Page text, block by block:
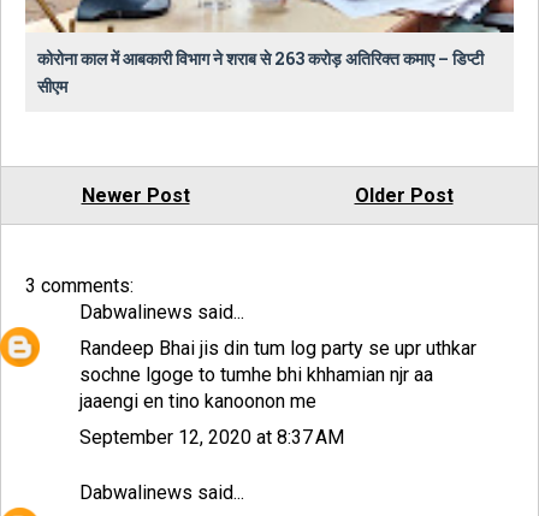
कोरोना काल में आबकारी विभाग ने शराब से 263 करोड़ अतिरिक्त कमाए – डिप्टी
सीएम
Newer Post Older Post
3 comments:
Dabwalinews said...
Randeep Bhai jis din tum log party se upr uthkar
sochne lgoge to tumhe bhi khhamian njr aa
jaaengi en tino kanoonon me
September 12, 2020 at 8:37 AM
Dabwalinews said...